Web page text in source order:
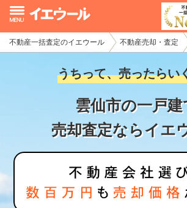
不動産一括査定のイエウール 不動産売却・査定
うちって、売ったらい
雲仙市の一戸建
売却査定ならイエ
イエウール加盟希望の不動産会社様
初めての方へ
不動産売却の流れ
不動産の売却・一括査定
家査定シミュレーター
お問い合わせ